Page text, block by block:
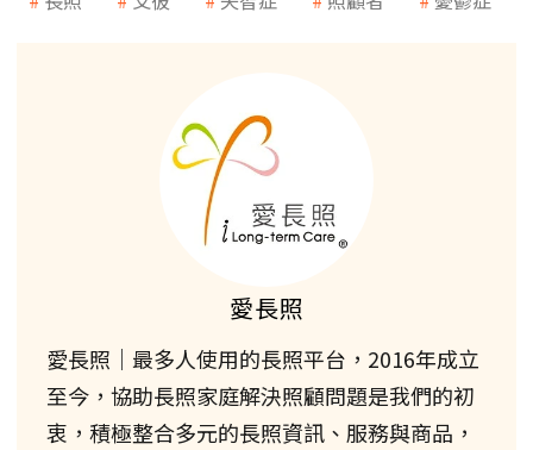
愛長照
愛長照｜最多人使用的長照平台，2016年成立
至今，協助長照家庭解決照顧問題是我們的初
衷，積極整合多元的長照資訊、服務與商品，